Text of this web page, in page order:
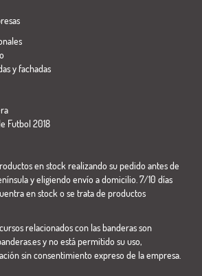
y fachadas
Futbol 2018
en stock realizando su pedido antes de
y eligiendo envío a domicilio. 7/10 días
en stock o se trata de productos
relacionados con las banderas son
y no está permitido su uso,
sin consentimiento expreso de la empresa.